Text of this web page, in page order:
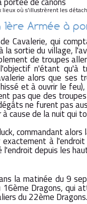
lieux où s'illustrèrent les
Armée à
Cavalerie, qui
sortie du village,
de troupes
n'étant qu'à
alors que ses
et à ouvrir le
pas que des
ne furent pas
cause de la nuit qui
commandant
à
l'endroit depuis les
la matinée du 9
16ème Dragons, qui
du 22ème Dragons.